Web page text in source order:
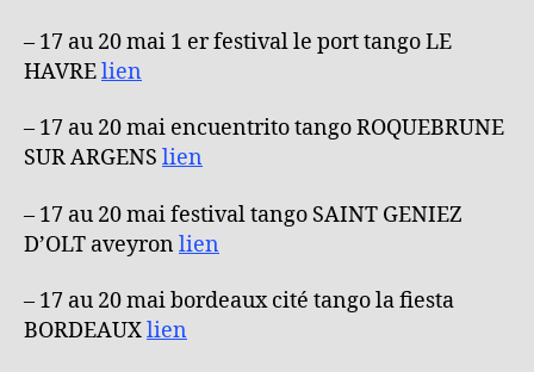
– 17 au 20 mai 1 er festival le port tango LE
HAVRElien
– 17 au 20 mai encuentrito tango ROQUEBRUNE
SUR ARGENS lien
– 17 au 20 mai festival tango SAINT GENIEZ
D’OLT aveyron lien
– 17 au 20 mai bordeaux cité tango la fiesta
BORDEAUXlien